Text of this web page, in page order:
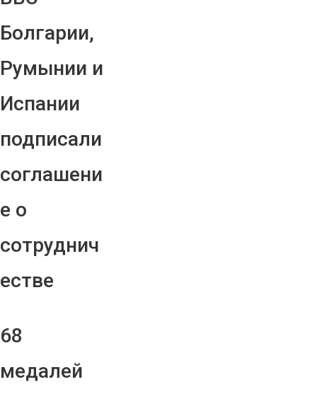
Болгарии,
Румынии и
Испании
подписали
соглашени
е о
сотруднич
естве
68
медалей